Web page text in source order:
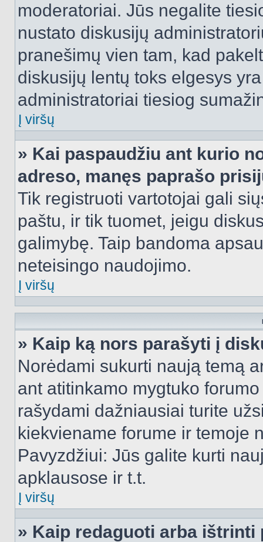
moderatoriai. Jūs negalite
nustato diskusijų
pranešimų vien tam, kad
diskusijų lentų toks elgesys
administratoriai tiesiog
Į viršų
» Kai paspaudžiu ant kurio
adreso, manęs paprašo
Tik registruoti vartotojai gali
paštu, ir tik tuomet, jeigu
galimybę. Taip bandoma
neteisingo naudojimo.
Į viršų
» Kaip ką nors parašyti į
Norėdami sukurti naują temą
ant atitinkamo mygtuko
rašydami dažniausiai turite
kiekviename forume ir temoje
Pavyzdžiui: Jūs galite kurti
apklausose ir t.t.
Į viršų
» Kaip redaguoti arba ištrinti